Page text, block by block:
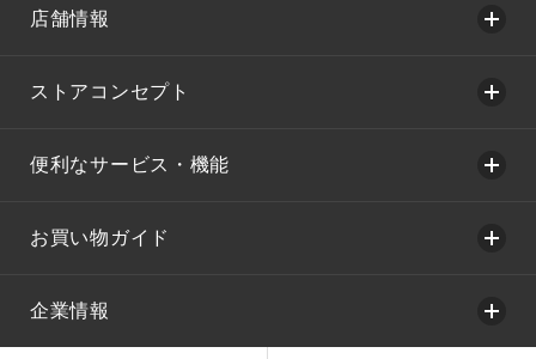
店舗情報
ストアコンセプト
便利なサービス・機能
お買い物ガイド
企業情報